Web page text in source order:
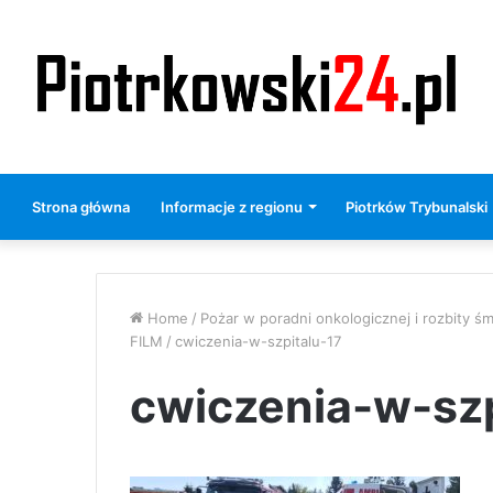
Strona główna Informacje z regionu Piotrków Trybunalski
Home / Pożar w poradni onkologicznej i rozbity
FILM / cwiczenia-w-szpitalu-17
cwiczenia-w-